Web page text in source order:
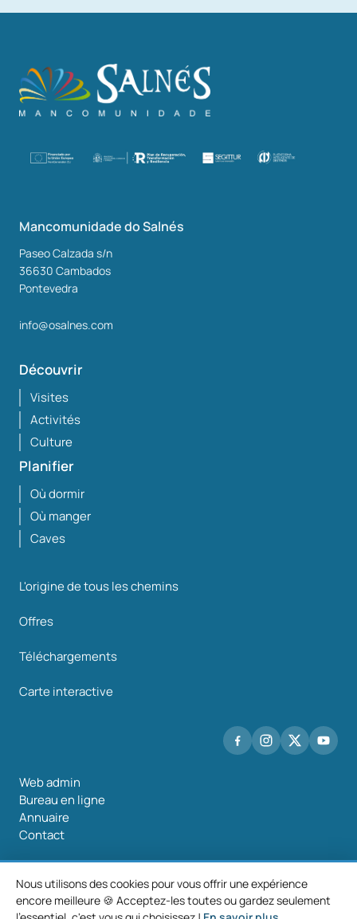
Mancomunidade do Salnés
Paseo Calzada s/n
36630 Cambados
Pontevedra
info@osalnes.com
Découvrir
Visites
Activités
Culture
Planifier
Où dormir
Où manger
Caves
L'origine de tous les chemins
Offres
Téléchargements
Carte interactive
Web admin
Bureau en ligne
Annuaire
Contact
©2026 Mancomunidade O Salnés
Nous utilisons des cookies pour vous offrir une expérience
encore meilleure 🍪 Acceptez-les toutes ou gardez seulement